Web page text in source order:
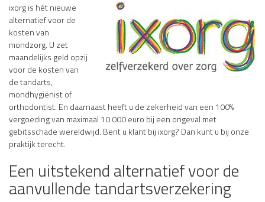
ixorg is hét nieuwe
alternatief voor de
kosten van
mondzorg. U zet
maandelijks geld opzij
voor de kosten van
de tandarts,
mondhygiënist of
orthodontist. En daarnaast heeft u de zekerheid van een 100%
vergoeding van maximaal 10.000 euro bij een ongeval met
gebitsschade wereldwijd. Bent u klant bij ixorg? Dan kunt u bij onze
praktijk terecht.
Een uitstekend alternatief voor de
aanvullende tandartsverzekering